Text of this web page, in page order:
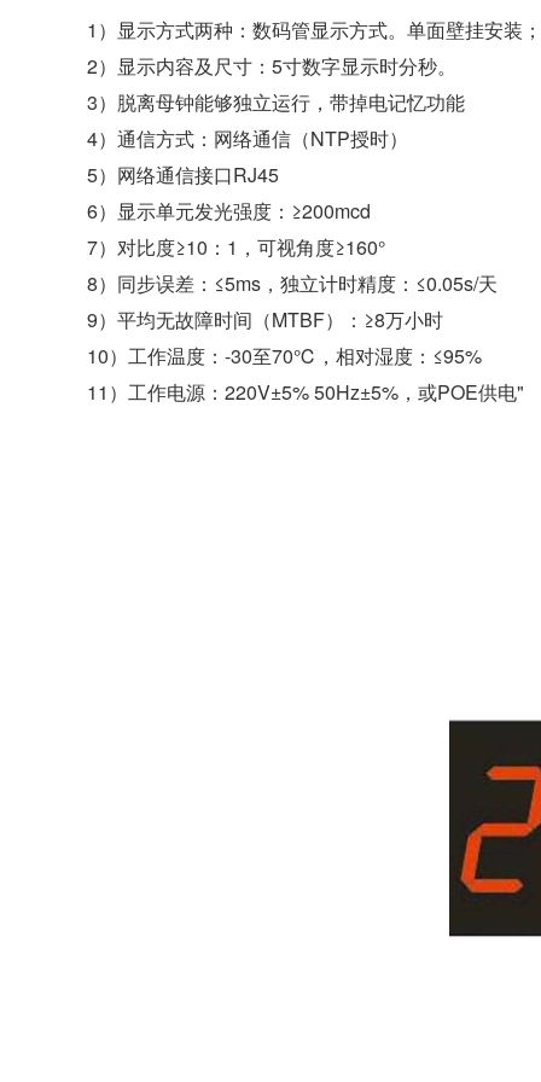
1）显示方式两种：数码管显示方式。单面壁挂安装；
2）显示内容及尺寸：5寸数字显示时分秒。
3）脱离母钟能够独立运行，带掉电记忆功能
4）通信方式：网络通信（NTP授时）
5）网络通信接口RJ45
6）显示单元发光强度：≥200mcd
7）对比度≥10：1，可视角度≥160°
8）同步误差：≤5ms，独立计时精度：≤0.05s/天
9）平均无故障时间（MTBF）：≥8万小时
10）工作温度：-30至70℃，相对湿度：≤95%
11）工作电源：220V±5% 50Hz±5%，或POE供电"